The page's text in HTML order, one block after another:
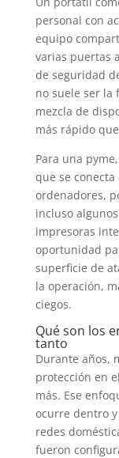
personal con
equipo
varias puertas
de seguridad
no suele ser la
mezcla de
más rápido
Para una
que se
ordenadores,
incluso
impresoras
oportunidad
superficie de
la operación,
ciegos.
Qué son los
tanto
Durante años,
protección en
más. Ese
ocurre dentro
redes
fueron